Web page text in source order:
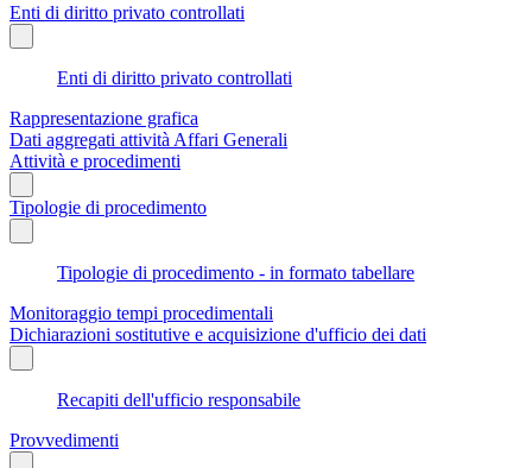
Enti di diritto privato controllati
Enti di diritto privato controllati
Rappresentazione grafica
Dati aggregati attività Affari Generali
Attività e procedimenti
Tipologie di procedimento
Tipologie di procedimento - in formato tabellare
Monitoraggio tempi procedimentali
Dichiarazioni sostitutive e acquisizione d'ufficio dei dati
Recapiti dell'ufficio responsabile
Provvedimenti